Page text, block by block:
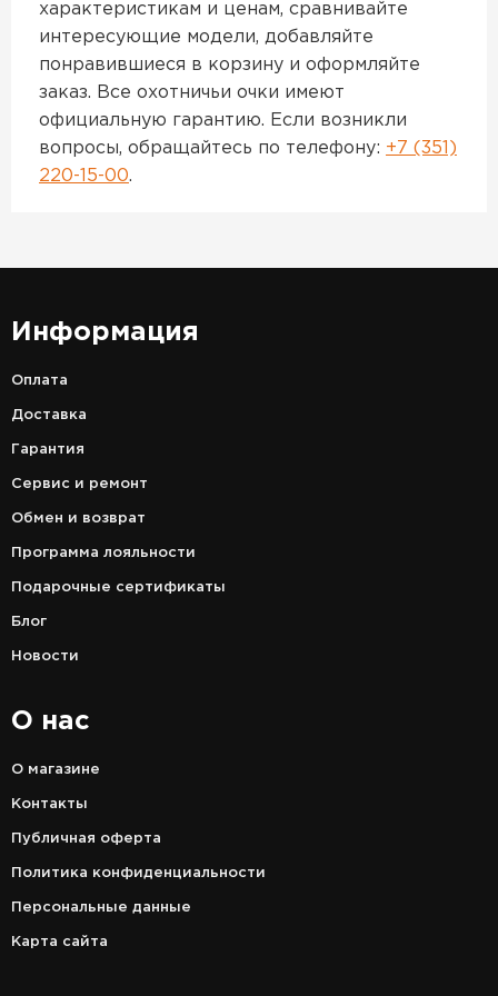
характеристикам и ценам, сравнивайте
интересующие модели, добавляйте
понравившиеся в корзину и оформляйте
заказ. Все охотничьи очки имеют
официальную гарантию. Если возникли
вопросы, обращайтесь по телефону: +7 (351)
220-15-00.
Информация
Оплата
Доставка
Гарантия
Сервис и ремонт
Обмен и возврат
Программа лояльности
Подарочные сертификаты
Блог
Новости
О нас
О магазине
Контакты
Публичная оферта
Политика конфиденциальности
Персональные данные
Карта сайта